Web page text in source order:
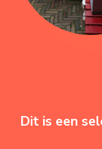
Dit is een